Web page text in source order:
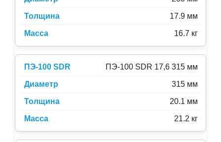
17.9 мм
16.7 кг
ПЭ-100 SDR 17,6 315 мм
315 мм
20.1 мм
21.2 кг